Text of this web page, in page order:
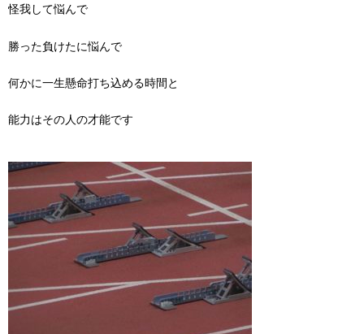
怪我して悩んで
勝った負けたに悩んで
何かに一生懸命打ち込める時間と
能力はその人の才能です